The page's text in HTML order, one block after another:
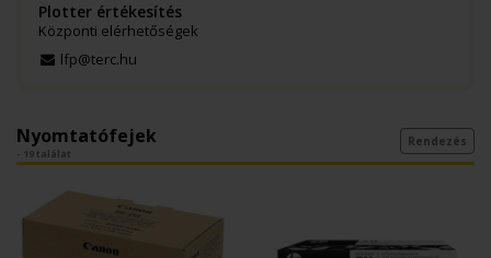
Plotter értékesítés
Központi elérhetőségek
lfp@terc.hu
Nyomtatófejek
- 19 találat
Rendezés